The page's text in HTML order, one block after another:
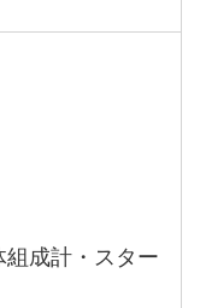
成計・スター